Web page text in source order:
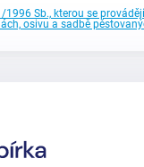
1996 Sb., kterou se
osivu a sadbě